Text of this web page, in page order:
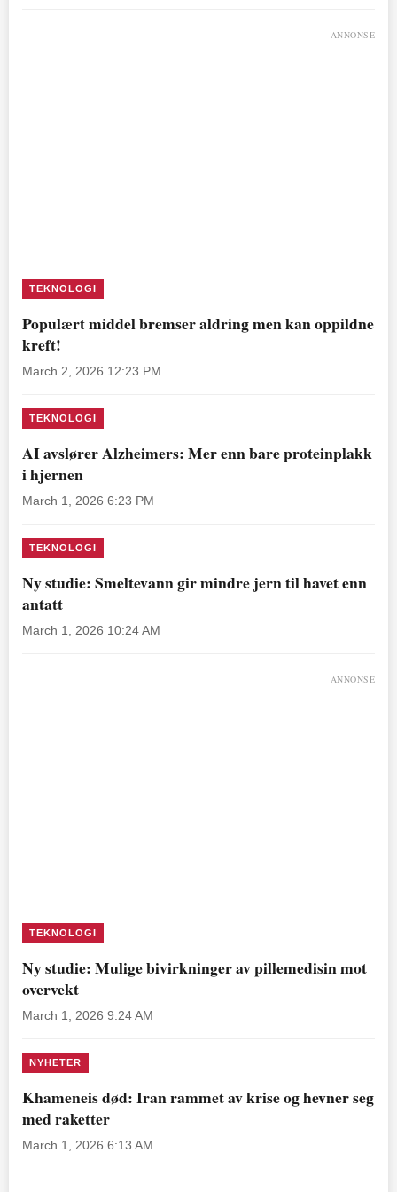
ANNONSE
TEKNOLOGI
Populært middel bremser aldring men kan oppildne
kreft!
March 2, 2026 12:23 PM
TEKNOLOGI
AI avslører Alzheimers: Mer enn bare proteinplakk
i hjernen
March 1, 2026 6:23 PM
TEKNOLOGI
Ny studie: Smeltevann gir mindre jern til havet enn
antatt
March 1, 2026 10:24 AM
ANNONSE
TEKNOLOGI
Ny studie: Mulige bivirkninger av pillemedisin mot
overvekt
March 1, 2026 9:24 AM
NYHETER
Khameneis død: Iran rammet av krise og hevner seg
med raketter
March 1, 2026 6:13 AM